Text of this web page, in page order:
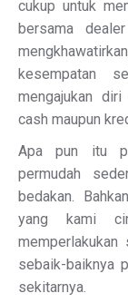
cukup untuk
bersama
kesempatan
mengajukan
cash maupun
Apa pun itu
permudah
bedakan.
yang kami
sebaik-baiknya
sekitarnya.